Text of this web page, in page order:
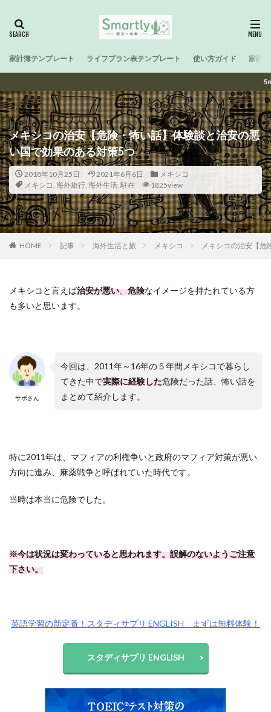
家計簿テンプレート ライフプラン表テンプレート 使い方ガイド 家計
SmartなFamilyへ ~
メキシコの治安【危険・怖い話】体験談と治安の悪
い国で効果のある対策5つ
2018年10月25日 2021年6月6日
メキシコ
メキシコ, 海外旅行, 海外生活, 駐在 1825view
HOME 記事 海外生活と旅 メキシコ メキシコの治安【危
メキシコと言えば治安が悪い、危険なイメージを持たれている方
も多いと思います。
サボさん
今回は、2011年～16年の５年間メキシコで暮らし
てきた中で実際に経験した危険だった話、怖い話を
まとめて紹介します。
特に2011年は、マフィアの利権争いと政府のマフィア対策が悪い
方向に進み、麻薬戦争と呼ばれていた時代です。
当時は本当に危険でした。
※今は状況は変わっていると思われます。誤解のないようご注意
下さい。
英語学習の新定番！スタディサプリ ENGLISH まずは無料体験！
スタディサプリ ENGLISH